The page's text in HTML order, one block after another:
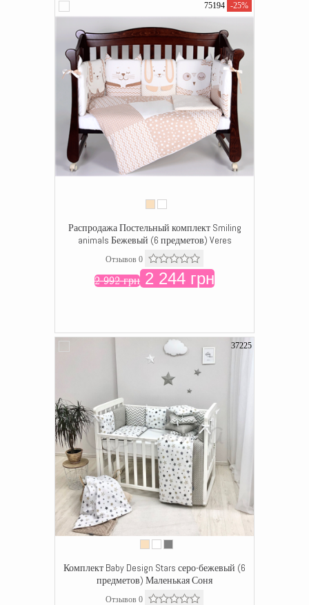
75194 -25%
Распродажа Постельный комплект Smiling
animals Бежевый (6 предметов) Veres
Отзывов 0
2 992 грн 2 244 грн
37225
Комплект Baby Design Stars серо-бежевый (6
предметов) Маленькая Соня
Отзывов 0